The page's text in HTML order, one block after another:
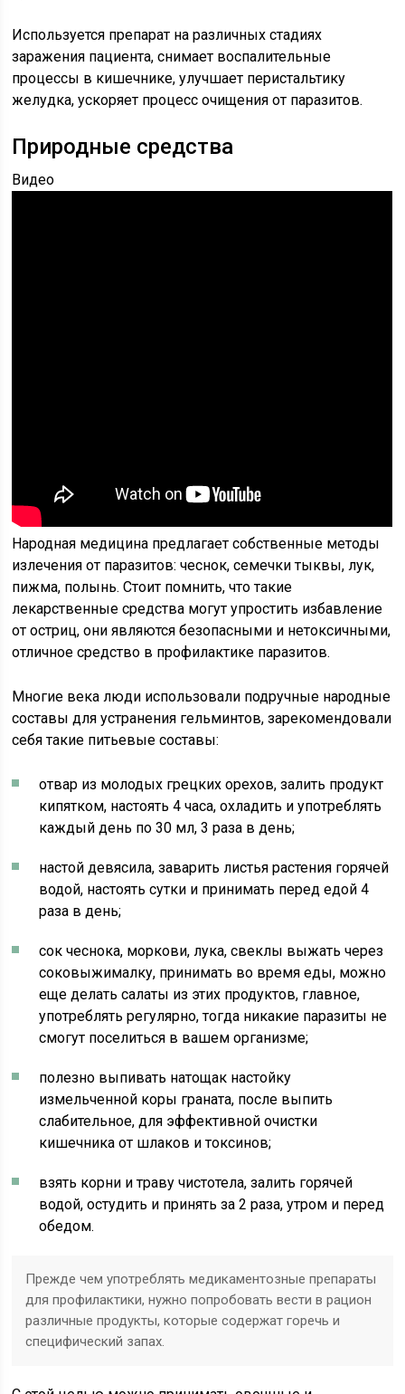
Используется препарат на различных стадиях
заражения пациента, снимает воспалительные
процессы в кишечнике, улучшает перистальтику
желудка, ускоряет процесс очищения от паразитов.
Природные средства
Видео
Народная медицина предлагает собственные методы
излечения от паразитов: чеснок, семечки тыквы, лук,
пижма, полынь. Стоит помнить, что такие
лекарственные средства могут упростить избавление
от остриц, они являются безопасными и нетоксичными,
отличное средство в профилактике паразитов.
Многие века люди использовали подручные народные
составы для устранения гельминтов, зарекомендовали
себя такие питьевые составы:
отвар из молодых грецких орехов, залить продукт
кипятком, настоять 4 часа, охладить и употреблять
каждый день по 30 мл, 3 раза в день;
настой девясила, заварить листья растения горячей
водой, настоять сутки и принимать перед едой 4
раза в день;
сок чеснока, моркови, лука, свеклы выжать через
соковыжималку, принимать во время еды, можно
еще делать салаты из этих продуктов, главное,
употреблять регулярно, тогда никакие паразиты не
смогут поселиться в вашем организме;
полезно выпивать натощак настойку
измельченной коры граната, после выпить
слабительное, для эффективной очистки
кишечника от шлаков и токсинов;
взять корни и траву чистотела, залить горячей
водой, остудить и принять за 2 раза, утром и перед
обедом.
Прежде чем употреблять медикаментозные препараты
для профилактики, нужно попробовать вести в рацион
различные продукты, которые содержат горечь и
специфический запах.